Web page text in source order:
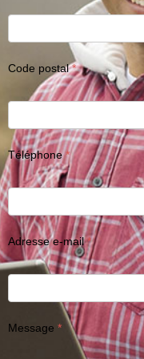
Code postal
Téléphone
Adresse e-mail
Message